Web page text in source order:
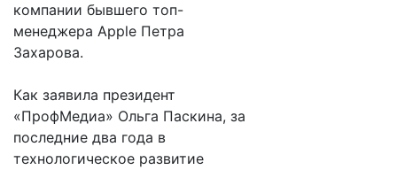
компании бывшего топ-
менеджера Apple Петра
Захарова.
Как заявила президент
«ПрофМедиа» Ольга Паскина, за
последние два года в
технологическое развитие